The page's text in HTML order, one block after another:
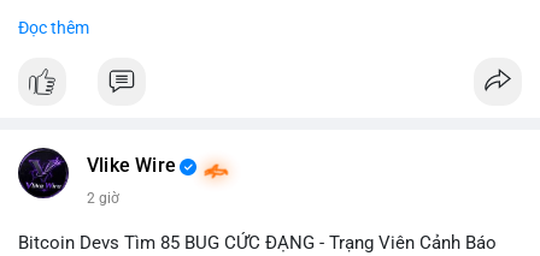
ngày càng tin tưởng sử dụng BTC làm tài sản thế chấp để tối
$btc
#vlikevn #titanbot
Đọc thêm
Vlike Wire
2 giờ
Bitcoin Devs Tìm 85 BUG CỨC ĐẠNG - Trạng Viên Cảnh Báo